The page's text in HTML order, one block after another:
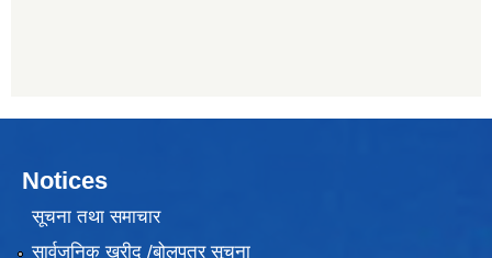
Notices
सूचना तथा समाचार
सार्वजनिक खरीद /बोलपत्र सूचना